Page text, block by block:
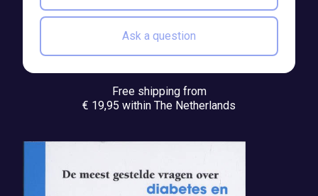
Ask a question
Free shipping from
€ 19,95 within The Netherlands